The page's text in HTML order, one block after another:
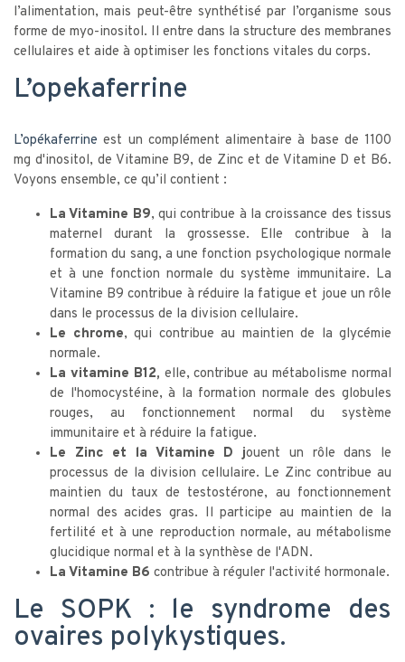
l’alimentation, mais peut-être synthétisé par l’organisme sous
forme de myo-inositol. Il entre dans la structure des membranes
cellulaires et aide à optimiser les fonctions vitales du corps.
L’opekaferrine
L’opékaferrineest un complément alimentaire à base de 1100
mg d'inositol, de Vitamine B9, de Zinc et de Vitamine D et B6.
Voyons ensemble, ce qu’il contient :
La Vitamine B9, qui contribue à la croissance des tissus
maternel durant la grossesse. Elle contribue à la
formation du sang, a une fonction psychologique normale
et à une fonction normale du système immunitaire. La
Vitamine B9 contribue à réduire la fatigue et joue un rôle
dans le processus de la division cellulaire.
Le chrome, qui contribue au maintien de la glycémie
normale.
La vitamine B12, elle, contribue au métabolisme normal
de l'homocystéine, à la formation normale des globules
rouges, au fonctionnement normal du système
immunitaire et à réduire la fatigue.
Le Zinc et la Vitamine D jouent un rôle dans le
processus de la division cellulaire. Le Zinc contribue au
maintien du taux de testostérone, au fonctionnement
normal des acides gras. Il participe au maintien de la
fertilité et à une reproduction normale, au métabolisme
glucidique normal et à la synthèse de l'ADN.
La Vitamine B6 contribue à réguler l'activité hormonale.
Le SOPK : le syndrome des
ovaires polykystiques.